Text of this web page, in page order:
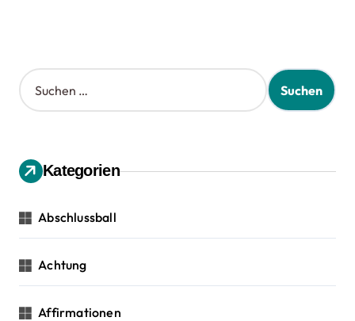
S
u
n
n
c
Kategorien
Abschlussball
Achtung
Affirmationen